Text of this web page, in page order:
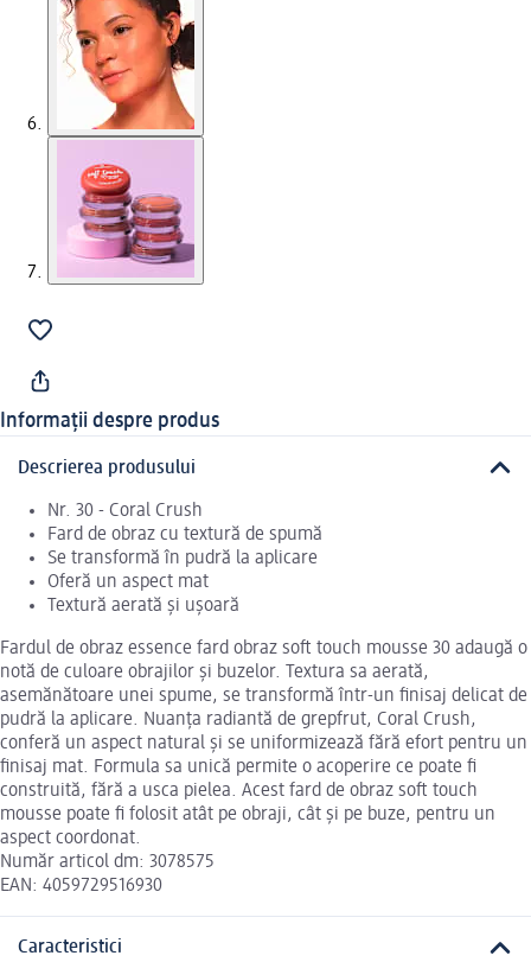
Informații despre produs
Descrierea produsului
Nr. 30 - Coral Crush
Fard de obraz cu textură de spumă
Se transformă în pudră la aplicare
Oferă un aspect mat
Textură aerată și ușoară
Fardul de obraz essence fard obraz soft touch mousse 30 adaugă o
notă de culoare obrajilor și buzelor. Textura sa aerată,
asemănătoare unei spume, se transformă într-un finisaj delicat de
pudră la aplicare. Nuanța radiantă de grepfrut, Coral Crush,
conferă un aspect natural și se uniformizează fără efort pentru un
finisaj mat. Formula sa unică permite o acoperire ce poate fi
construită, fără a usca pielea. Acest fard de obraz soft touch
mousse poate fi folosit atât pe obraji, cât și pe buze, pentru un
aspect coordonat.
Număr articol dm: 3078575
EAN: 4059729516930
Caracteristici